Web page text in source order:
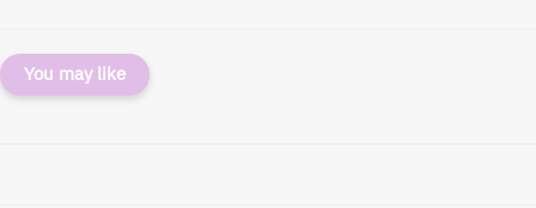
You may like